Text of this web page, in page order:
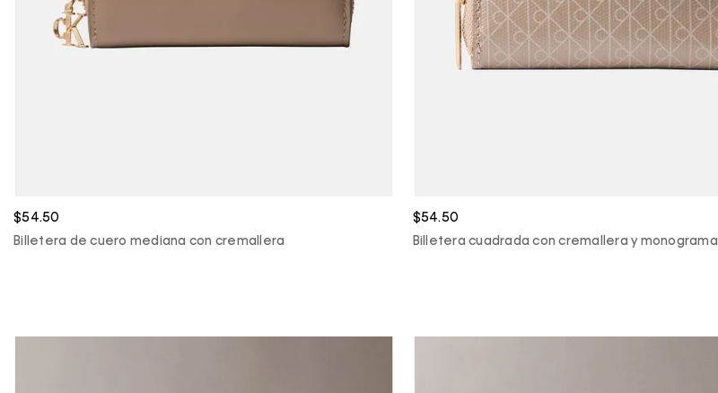
$54.50
Billetera de cuero mediana con cremallera
$54.50
Billetera cuadrada con cremallera y monograma